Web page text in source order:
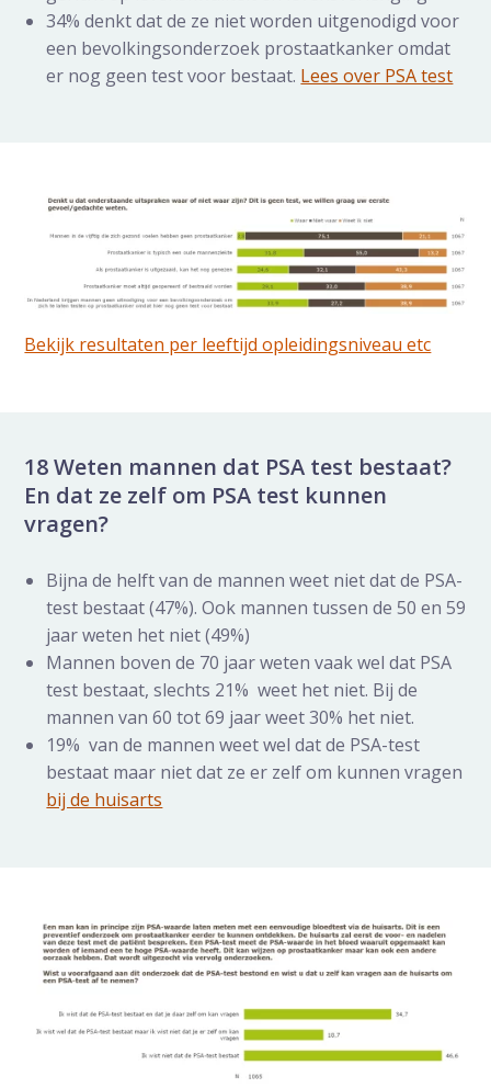
34% denkt dat de ze niet worden uitgenodigd voor
een bevolkingsonderzoek prostaatkanker omdat
er nog geen test voor bestaat. Lees over PSA test
Bekijk resultaten per leeftijd opleidingsniveau etc
18 Weten mannen dat PSA test bestaat?
En dat ze zelf om PSA test kunnen
vragen?
Bijna de helft van de mannen weet niet dat de PSA-
test bestaat (47%). Ook mannen tussen de 50 en 59
jaar weten het niet (49%)
Mannen boven de 70 jaar weten vaak wel dat PSA
test bestaat, slechts 21% weet het niet. Bij de
mannen van 60 tot 69 jaar weet 30% het niet.
19% van de mannen weet wel dat de PSA-test
bestaat maar niet dat ze er zelf om kunnen vragen
bij de huisarts